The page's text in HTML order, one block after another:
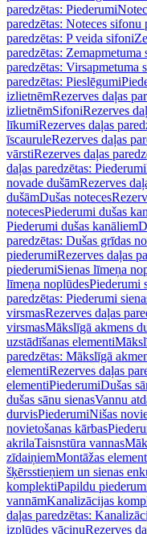
paredzētas: Piederumi
paredzētas: Noteces sifonu
paredzētas: P veida sifoni
paredzētas: Zemapmetuma
paredzētas: Virsapmetuma
paredzētas: Pieslēgumi
izlietnēmRezerves daļas
izlietnēmSifoniRezerves
līkumiRezerves daļas
īscauruleRezerves daļas
vārstiRezerves daļas
daļas paredzētas: Piederumi
novade dušāmRezerves
dušāmDušas noteces
notecesPiederumi dušas
Piederumi dušas kanāliem
paredzētas: Dušas grīdas
piederumiRezerves daļas
piederumiSienas līmeņa
līmeņa noplūdesPiederumi
paredzētas: Piederumi
virsmasRezerves daļas
virsmasMākslīgā akmens
uzstādīšanas elementi
paredzētas: Mākslīgā
elementiRezerves daļas
elementiPiederumiDušas
dušas sānu sienasVannu
durvisPiederumiNišas
novietošanas kārbas
akrilaTaisnstūra vannas
zīdaiņiemMontāžas
šķērsstieņiem un sienas
komplektiPapildu
vannāmKanalizācijas
daļas paredzētas:
izplūdes vāciņuRezerves